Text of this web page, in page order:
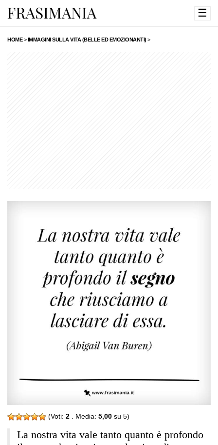
☰
HOME>IMMAGINI SULLA VITA (BELLE ED EMOZIONANTI) >
(Voti: 2 . Media: 5,00 su 5)
La nostra vita vale tanto quanto è profondo